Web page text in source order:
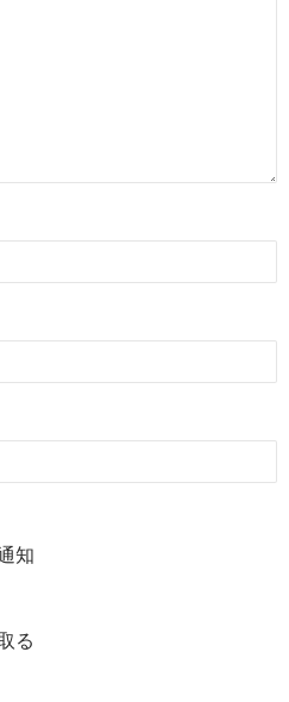
知
る